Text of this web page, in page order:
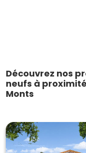
Découvrez nos
neufs à
Monts